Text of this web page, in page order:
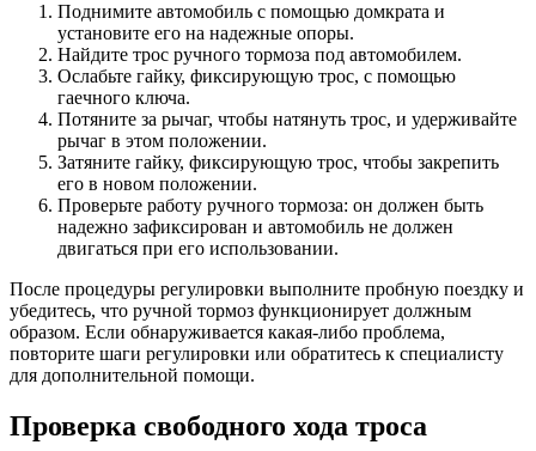
Поднимите автомобиль с помощью домкрата и
установите его на надежные опоры.
Найдите трос ручного тормоза под автомобилем.
Ослабьте гайку, фиксирующую трос, с помощью
гаечного ключа.
Потяните за рычаг, чтобы натянуть трос, и удерживайте
рычаг в этом положении.
Затяните гайку, фиксирующую трос, чтобы закрепить
его в новом положении.
Проверьте работу ручного тормоза: он должен быть
надежно зафиксирован и автомобиль не должен
двигаться при его использовании.
После процедуры регулировки выполните пробную поездку и
убедитесь, что ручной тормоз функционирует должным
образом. Если обнаруживается какая-либо проблема,
повторите шаги регулировки или обратитесь к специалисту
для дополнительной помощи.
Проверка свободного хода троса